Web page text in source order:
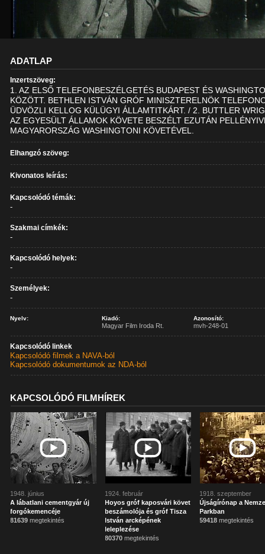
ADATLAP
Inzertszöveg:
1. AZ ELSŐ TELEFONBESZÉLGETÉS BUDAPEST ÉS
KÖZÖTT. BETHLEN ISTVÁN GRÓF MINISZTERELNÖK
ÜDVÖZLI KELLOG KÜLÜGYI ÁLLAMTITKÁRT. / 2. BUTTLER
AZ EGYESÜLT ÁLLAMOK KÖVETE BESZÉLT EZUTÁN
MAGYARORSZÁG WASHINGTONI KÖVETÉVEL.
Elhangzó szöveg:
Kivonatos leírás:
Kapcsolódó témák:
-
Szakmai címkék:
-
Kapcsolódó helyek:
-
Személyek:
-
Nyelv: Kiadó:
Magyar Film Iroda Rt.
Azonosító:
mvh-248-01
Kapcsolódó linkek
Kapcsolódó filmek a NAVA-ból
Kapcsolódó dokumentumok az NDA-ból
KAPCSOLÓDÓ FILMHÍREK
1948. június
A lábatlani cementgyár új
forgókemencéje
81639 megtekintés
1924. február
Hoyos gróf kaposvári követ
beszámolója és gróf Tisza
István arcképének
leleplezése
80370 megtekintés
1918. szeptember
Újságírónap a
Parkban
59418 megtekintés